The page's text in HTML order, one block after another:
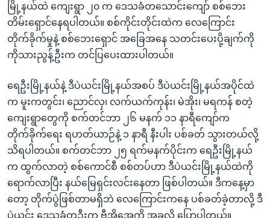
ရန်မြို့နယ်ထဲ ကျေးရွာ ၂၀ က ဒေသခံတသောင်းကျော် စစ်ဘေး
တိမ်းရှောင်နေရပါတယ်။ စစ်ကိုင်းတိုင်းထဲက လေကြောင်း
တိုက်ခိုက်မှုနဲ့ စစ်ဘေးရှောင် အခြေအနေ သတင်းပေးပို့ချက်ကို
ကိုသားညွန့်ဦးက တင်ပြပေးထားပါတယ်။
ရေဦးမြို့နယ်နဲ့ ဒီပဲယင်းမြို့နယ်အစပ် ဒီပဲယင်းမြို့နယ်အပိုင်ထဲ
က မူးကတွင်း၊ ညောင်လှ၊ လက်ယက်ကုန်း၊ မဲအိုး၊ မရကန် စတဲ့
ကျေးရွာတွေကို စက်တင်ဘာ ၂၆ မနက် ၁၁ နာရီကျော်က
တိုက်ခိုက်ရေး ရဟတ်ယာဉ်နဲ့ ၁ နာရီ နီးပါး ပစ်ခတ် သွားတယ်လို့
သိရပါတယ်။ စက်တင်ဘာ ၂၅ ရက်မနက်ပိုင်းက ရေဦးမြို့နယ်
က ထွက်လာတဲ့ စစ်ကောင်စီ စစ်တပ်ဟာ ဒီပဲယင်းမြို့နယ်ထဲကို
ရောက်လာပြီး နယ်မြေရှင်းလင်းနေတာ ဖြစ်ပါတယ်။ ဒီကနေ့မှာ
တော့ တိုက်ပွဲဖြစ်တာမရှိဘဲ လေကြောင်းကနေ ပစ်ခတ်ခဲ့တာလို့ ဒီ
ပဲယင်း ဒေသခံတဦးက ဗွီအိုအေကို အခုလို ပြောပါတယ်။